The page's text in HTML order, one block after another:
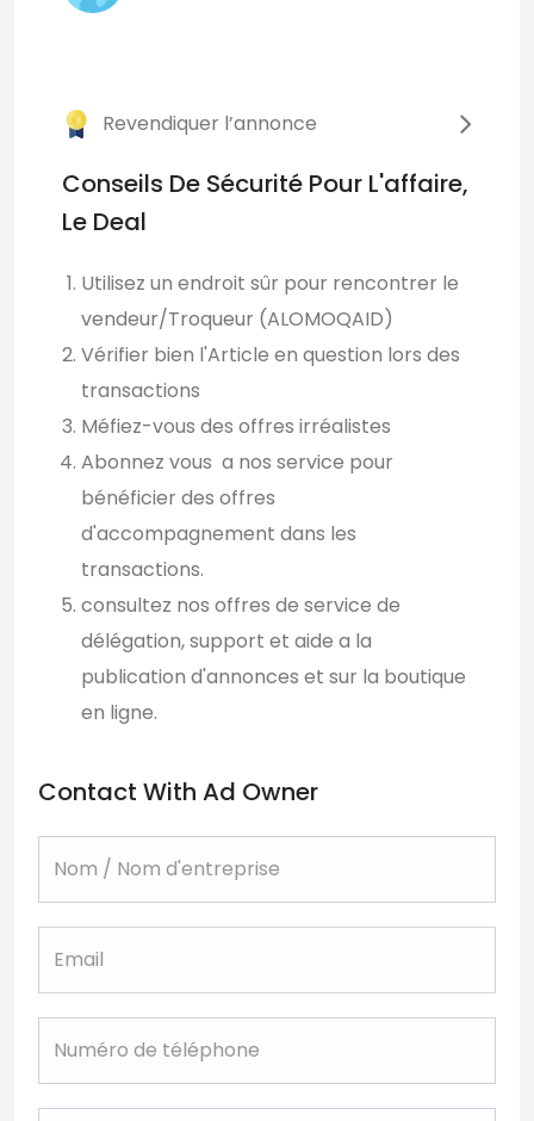
Revendiquer l’annonce
Conseils De Sécurité Pour L'affaire,
Le Deal
Utilisez un endroit sûr pour rencontrer le
vendeur/Troqueur (ALOMOQAID)
Vérifier bien l'Article en question lors des
transactions
Méfiez-vous des offres irréalistes
Abonnez vous a nos service pour
bénéficier des offres
d'accompagnement dans les
transactions.
consultez nos offres de service de
délégation, support et aide a la
publication d'annonces et sur la boutique
en ligne.
Contact With Ad Owner